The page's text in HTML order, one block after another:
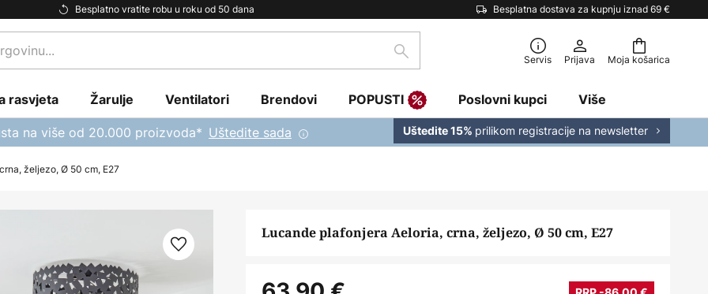
Besplatno vratite robu u roku od 50 dana Besplatna dostava za kupnju iznad 69 €
Moja košarica
traži Servis Prijava
rasvjeta Žarulje Ventilatori Brendovi POPUSTI Poslovni kupci Više
na više od 20.000 proizvoda* Uštedite sada Uštedite 15% prilikom registracije na newsletter
željezo, Ø 50 cm, E27
Lucande plafonjera Aeloria, crna, željezo, Ø 50 cm, E27